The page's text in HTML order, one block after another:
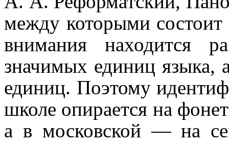
между которыми состоит
внимания находится
значимых единиц языка,
единиц. Поэтому
школе опирается на
а в московской — на